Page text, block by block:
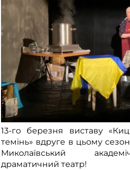
13-го березня виставу
темінь» вдруге в цьому
Миколаївський
драматичний театр!